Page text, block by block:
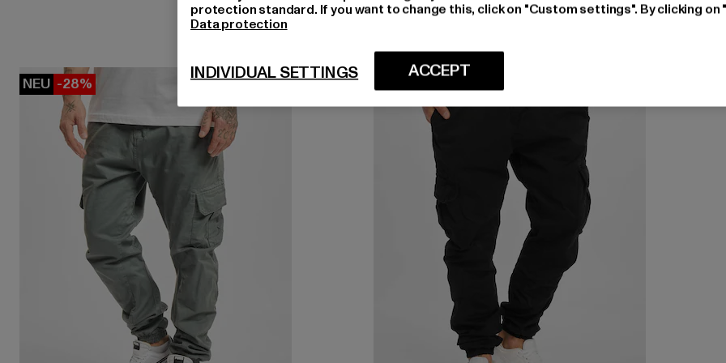
NEU -28%
protection standard. If you want to change this, click on "Custom settings". By clicking
Data protection
ACCEPT
INDIVIDUAL SETTINGS